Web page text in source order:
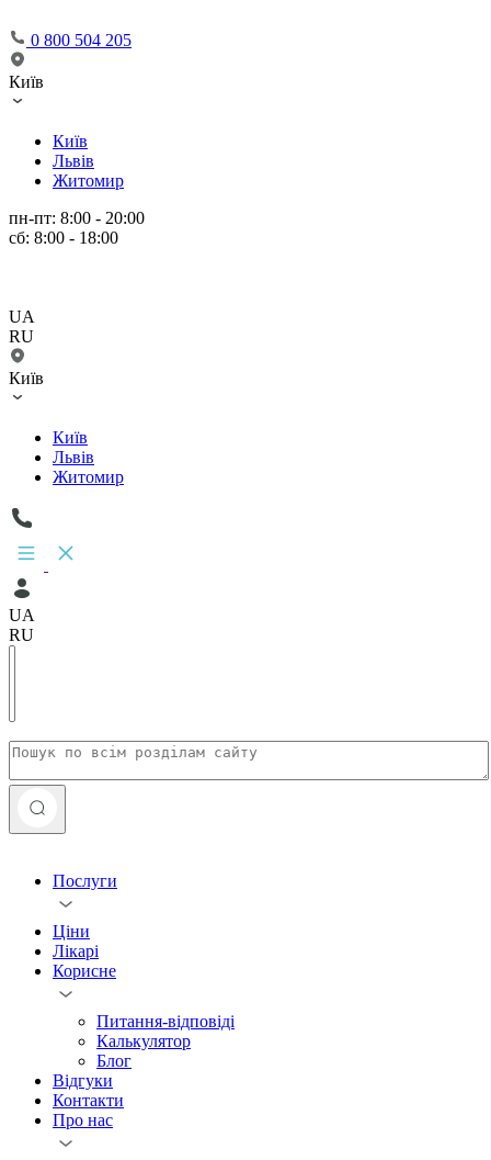
0 800 504 205
Київ
Київ
Львів
Житомир
пн-пт: 8:00 - 20:00
сб: 8:00 - 18:00
UA
RU
Київ
Київ
Львів
Житомир
UA
RU
Послуги
Ціни
Лікарі
Корисне
Питання-відповіді
Калькулятор
Блог
Відгуки
Контакти
Про нас